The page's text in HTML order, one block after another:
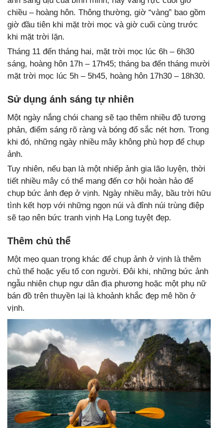
chiều – hoàng hôn. Thông thường, giờ “vàng” bao gồm
giờ đầu tiên khi mặt trời mọc và giờ cuối cùng trước
khi mặt trời lặn.
Tháng 11 đến tháng hai, mặt trời mọc lúc 6h – 6h30
sáng, hoàng hôn 17h – 17h45; tháng ba đến tháng mười
mặt trời mọc lúc 5h – 5h45, hoàng hôn 17h30 – 18h30.
Sử dụng ánh sáng tự nhiên
Một ngày nắng chói chang sẽ tạo thêm nhiều độ tương
phản, điểm sáng rõ ràng và bóng đổ sắc nét hơn. Trong
khi đó, những ngày nhiều mây không phù hợp để chụp
ảnh.
Tuy nhiên, nếu bạn là một nhiếp ảnh gia lão luyện, thời
tiết nhiều mây có thể mang đến cơ hội hoàn hảo để
chụp bức ảnh đẹp ở vịnh. Ngày nhiều mây, bầu trời hữu
tình kết hợp với những ngọn núi và đỉnh núi trùng điệp
sẽ tạo nên bức tranh vịnh Hạ Long tuyệt đẹp.
Thêm chủ thể
Một mẹo quan trọng khác để chụp ảnh ở vịnh là thêm
chủ thể hoặc yếu tố con người. Đôi khi, những bức ảnh
ngẫu nhiên chụp ngư dân địa phương hoặc một phụ nữ
bán đồ trên thuyền lại là khoảnh khắc đẹp mê hồn ở
vịnh.